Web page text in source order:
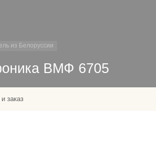
из Белоруссии
ВМФ 6705
заказ